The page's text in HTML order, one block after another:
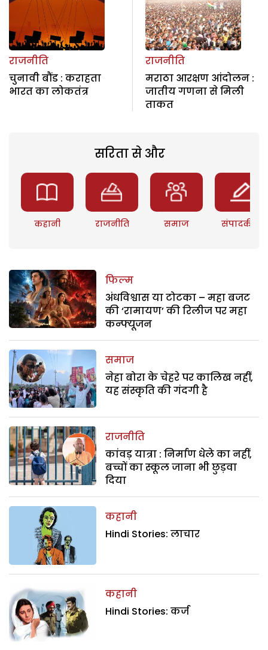
राजनीति
चुनावी बौंड : कराहता
भारत का लोकतंत्र
राजनीति
मराठा आरक्षण आंदोलन :
जातीय गणना से मिली
ताकत
सरिता से और
कहानी राजनीति समाज संपादकीय
फिल्म
अंधविश्वास या टोटका – महा बजट
की ‘रामायण’ की रिलीज पर महा
कन्फ्यूजन
समाज
नेहा बोरा के चेहरे पर कालिख नहीं,
यह संस्कृति की गंदगी है
राजनीति
कांवड़ यात्रा : निर्माण धेले का नहीं,
बच्चों का स्कूल जाना भी छुड़वा
दिया
कहानी
Hindi Stories: लाचार
कहानी
Hindi Stories: कर्ज